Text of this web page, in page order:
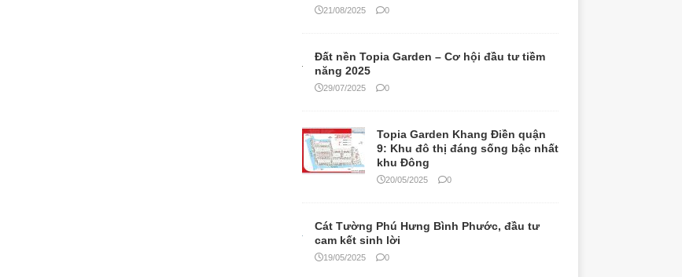
21/08/2025 0
Đất nền Topia Garden – Cơ hội đầu tư tiềm
năng 2025
29/07/2025 0
Topia Garden Khang Điền quận
9: Khu đô thị đáng sống bậc nhất
khu Đông
20/05/2025 0
Cát Tường Phú Hưng Bình Phước, đầu tư
cam kết sinh lời
19/05/2025 0